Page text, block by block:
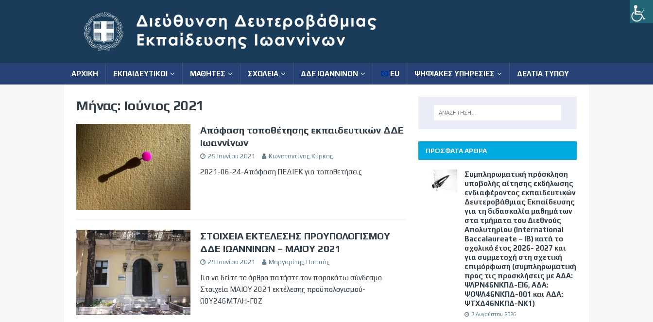
ΑΡΧΙΚΗ ΕΚΠΑΙΔΕΥΤΙΚΟΙ ΜΑΘΗΤΕΣ ΣΧΟΛΕΙΑ ΔΔΕ ΙΩΑΝΝΙΝΩΝ EU ΨΗΦΙΑΚΕΣ ΥΠΗΡΕΣΙΕΣ ΔΕΛΤΙΑ ΤΥΠΟΥ
Μήνας: Ιούνιος 2021
Απόφαση τοποθέτησης εκπαιδευτικών ΔΔΕ
Ιωαννίνων
29 Ιουνίου 2021 Κωνσταντίνος Κύρκος
2021-06-24-Απόφαση ΠΕΔΙΕΚ για τοποθετήσεις
ΣΤΟΙΧΕΙΑ ΕΚΤΕΛΕΣΗΣ ΠΡΟΥΠΟΛΟΓΙΣΜΟΥ
ΔΔΕ ΙΩΑΝΝΙΝΩΝ – ΜΑΙΟΥ 2021
29 Ιουνίου 2021 Μαργαρίτης Παππάς
Για να δείτε το άρθρο πατήστε τον παρακάτω σύνδεσμο
Στοιχεία ΜΑΙΟΥ 2021 εκτέλεσης προϋπολογισμού-
Ω0Υ246ΜΤΛΗ-Γ0Ζ
ΠΡΟΣΦΑΤΑ ΑΡΘΡΑ
Συμπληρωματική πρόσκληση
υποβολής αίτησης εκδήλωσης
ενδιαφέροντος εκπαιδευτικών
Δευτεροβάθμιας Εκπαίδευσης
για τη διδασκαλία μαθημάτων
στα τμήματα του Διεθνούς
Απολυτηρίου (International
Baccalaureate – IB) κατά το
σχολικό έτος 2026- 2027 και
για συμμετοχή στη σχετική
επιμόρφωση (συμπληρωματική
προς τις προσκλήσεις με ΑΔΑ:
ΨΛΡΝ46ΝΚΠΔ-ΕΙ6, ΑΔΑ:
ΨΟΨΛ46ΝΚΠΔ-001 και ΑΔΑ:
ΨΤΧΔ46ΝΚΠΔ-ΝΚ1)
7 Αυγούστου 2026